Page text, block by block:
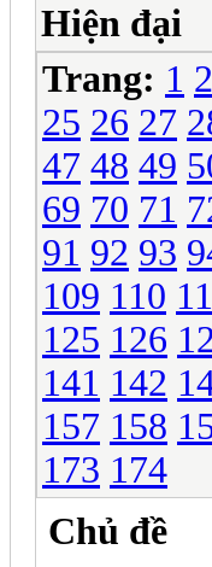
Hiện đại
Trang: 1 2
25 26 27
47 48 49
69 70 71
91 92 93
109 110
125 126
141 142
157 158
173 174
Chủ đề